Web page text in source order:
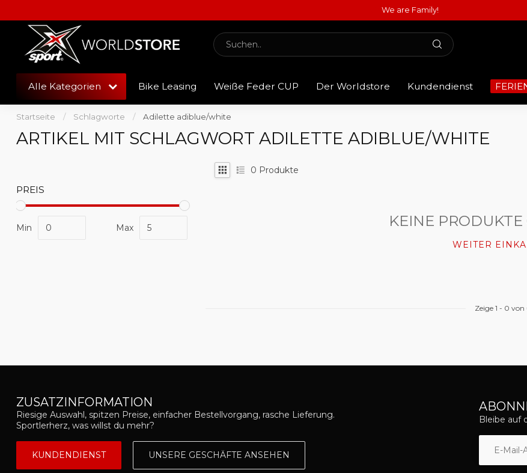
We are Family!
Alle Kategorien Bike Leasing Weiße Feder CUP Der Worldstore Kundendienst
Startseite / Schlagworte / Adilette adiblue/white
ARTIKEL MIT SCHLAGWORT ADILETTE ADIBLUE/WHITE
PREIS
Min Max
0 Produkte
KEINE
WEITER
Zeige 1 - 0 von
ZUSATZINFORMATION
Riesige Auswahl, spitzen Preise, einfacher Bestellvorgang, rasche Lieferung.
Sportlerherz, was willst du mehr?
KUNDENDIENST UNSERE GESCHÄFTE ANSEHEN
Bleibe auf